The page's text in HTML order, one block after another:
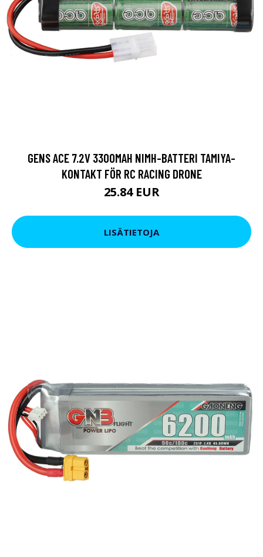
GENS ACE 7.2V 3300MAH NIMH-BATTERI TAMIYA-
KONTAKT FÖR RC RACING DRONE
25.84 EUR
LISÄTIETOJA